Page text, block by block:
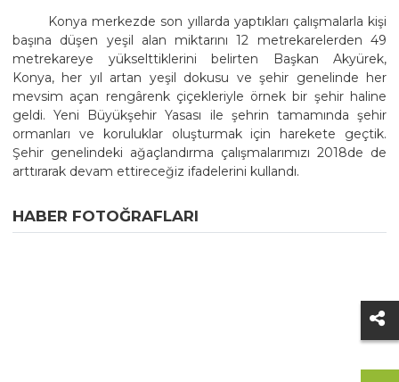
Konya merkezde son yıllarda yaptıkları çalışmalarla kişi
başına düşen yeşil alan miktarını 12 metrekarelerden 49
metrekareye yükselttiklerini belirten Başkan Akyürek,
Konya, her yıl artan yeşil dokusu ve şehir genelinde her
mevsim açan rengârenk çiçekleriyle örnek bir şehir haline
geldi. Yeni Büyükşehir Yasası ile şehrin tamamında şehir
ormanları ve koruluklar oluşturmak için harekete geçtik.
Şehir genelindeki ağaçlandırma çalışmalarımızı 2018de de
arttırarak devam ettireceğiz ifadelerini kullandı.
HABER FOTOĞRAFLARI